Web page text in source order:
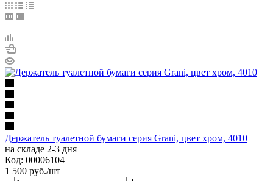
Держатель туалетной бумаги серия Grani, цвет хром, 4010
на складе 2-3 дня
Код: 00006104
1 500 руб./шт